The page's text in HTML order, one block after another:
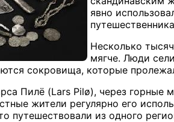
явно
Несколько
мягче. Люди
сокровища, которые
Пилё (Lars Pilø), через горные
жители регулярно его
путешествовали из одного